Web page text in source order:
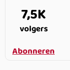
7,5K
volgers
Abonneren